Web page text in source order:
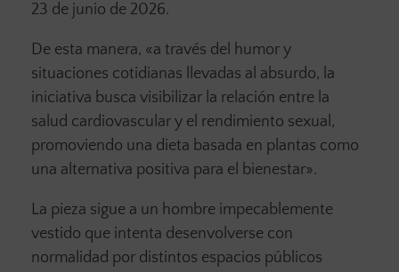
23 de junio de 2026.
De esta manera, «a través del humor y
situaciones cotidianas llevadas al absurdo, la
iniciativa busca visibilizar la relación entre la
salud cardiovascular y el rendimiento sexual,
promoviendo una dieta basada en plantas como
una alternativa positiva para el bienestar».
La pieza sigue a un hombre impecablemente
vestido que intenta desenvolverse con
normalidad por distintos espacios públicos